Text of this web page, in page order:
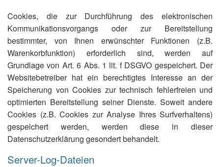
Cookies, die zur Durchführung des elektronischen
Kommunikationsvorgangs oder zur Bereitstellung
bestimmter, von Ihnen erwünschter Funktionen (z.B.
Warenkorbfunktion) erforderlich sind, werden auf
Grundlage von Art. 6 Abs. 1 lit. f DSGVO gespeichert. Der
Websitebetreiber hat ein berechtigtes Interesse an der
Speicherung von Cookies zur technisch fehlerfreien und
optimierten Bereitstellung seiner Dienste. Soweit andere
Cookies (z.B. Cookies zur Analyse Ihres Surfverhaltens)
gespeichert werden, werden diese in dieser
Datenschutzerklärung gesondert behandelt.
Server-Log-Dateien